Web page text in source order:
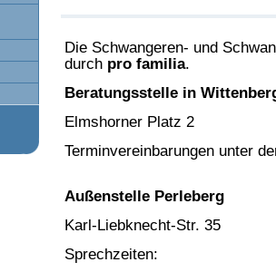
Die Schwangeren- und
durch pro familia.
Beratungsstelle in
Elmshorner Platz 2
Terminvereinbarungen unter
Außenstelle Perleberg
Karl-Liebknecht-Str. 35
Sprechzeiten: